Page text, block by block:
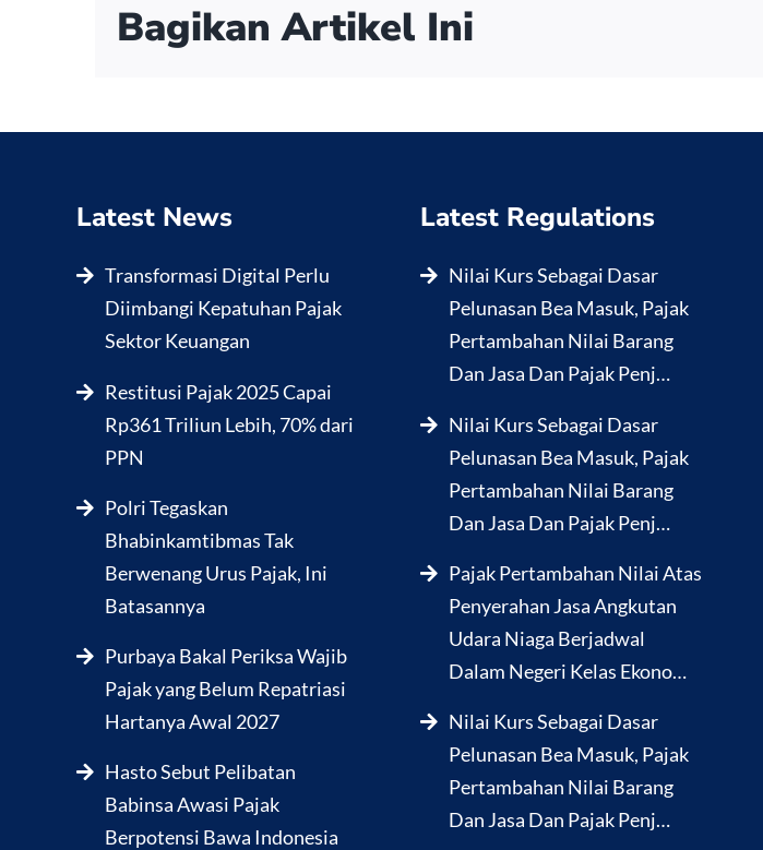
Bagikan Artikel Ini
Latest News
Transformasi Digital Perlu
Diimbangi Kepatuhan Pajak
Sektor Keuangan
Restitusi Pajak 2025 Capai
Rp361 Triliun Lebih, 70% dari
PPN
Polri Tegaskan
Bhabinkamtibmas Tak
Berwenang Urus Pajak, Ini
Batasannya
Purbaya Bakal Periksa Wajib
Pajak yang Belum Repatriasi
Hartanya Awal 2027
Hasto Sebut Pelibatan
Babinsa Awasi Pajak
Berpotensi Bawa Indonesia
Latest Regulations
Nilai Kurs Sebagai Dasar
Pelunasan Bea Masuk, Pajak
Pertambahan Nilai Barang
Dan Jasa Dan Pajak Penj…
Nilai Kurs Sebagai Dasar
Pelunasan Bea Masuk, Pajak
Pertambahan Nilai Barang
Dan Jasa Dan Pajak Penj…
Pajak Pertambahan Nilai Atas
Penyerahan Jasa Angkutan
Udara Niaga Berjadwal
Dalam Negeri Kelas Ekono…
Nilai Kurs Sebagai Dasar
Pelunasan Bea Masuk, Pajak
Pertambahan Nilai Barang
Dan Jasa Dan Pajak Penj…